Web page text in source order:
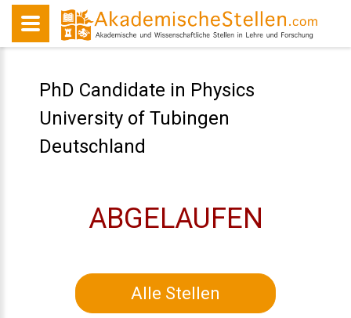
PhD Candidate in Physics
University of Tubingen
Deutschland
ABGELAUFEN
Alle Stellen